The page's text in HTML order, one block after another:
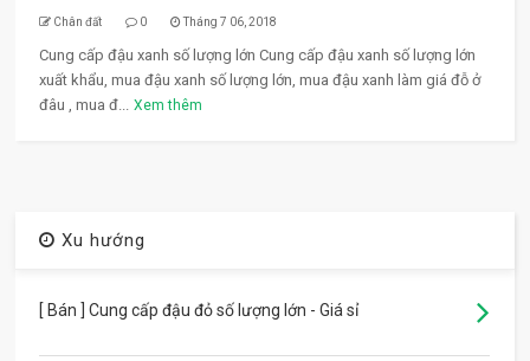
Chân đất 0 Tháng 7 06, 2018
Cung cấp đậu xanh số lượng lớn Cung cấp đậu xanh số lượng lớn
xuất khẩu, mua đậu xanh số lượng lớn, mua đậu xanh làm giá đỗ ở
đâu , mua đ... Xem thêm
Xu hướng
[ Bán ] Cung cấp đậu đỏ số lượng lớn - Giá sỉ